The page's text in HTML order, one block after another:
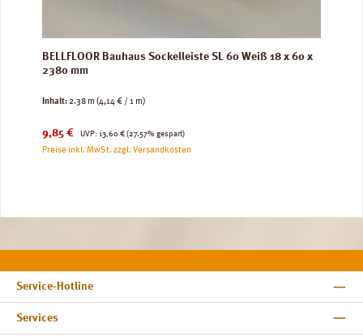
BELLFLOOR Bauhaus Sockelleiste SL 60 Weiß 18 x 60 x
2380 mm
Inhalt:2.38 m (4,14 € / 1 m)
Verkaufspreis:
9,85 € UVP:
Regulärer Preis:
13,60 € (27.57% gespart)
Preise inkl. MwSt. zzgl. Versandkosten
Service-Hotline
Services